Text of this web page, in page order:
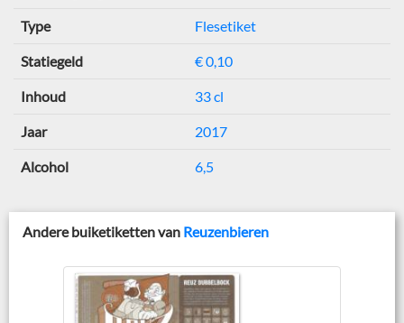
Type Flesetiket
Statiegeld € 0,10
Inhoud 33 cl
Jaar 2017
Alcohol 6,5
Andere buiketiketten van Reuzenbieren